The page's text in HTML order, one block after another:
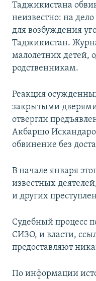
Таджикистана
неизвестно: на
для возбуждения
Таджикистан.
малолетних детей,
родственникам.
Реакция
закрытыми
отвергли
Акбаршо
обвинение без
В начале января
известных
и других
Судебный процесс
СИЗО, и власти,
предоставляют
По информации